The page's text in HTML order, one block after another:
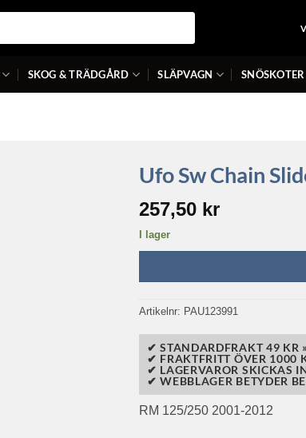
SKOG & TRÄDGÅRD SLÄPVAGN SNÖSKOTER
Ufo Sw Chain
257,50 kr
I lager
Artikelnr: PAU123991
✔ STANDARDFRAKT 49 KR »
✔ FRAKTFRITT ÖVER 1000
✔ LAGERVAROR SKICKAS
✔ WEBBLAGER BETYDER
RM 125/250 2001-2012